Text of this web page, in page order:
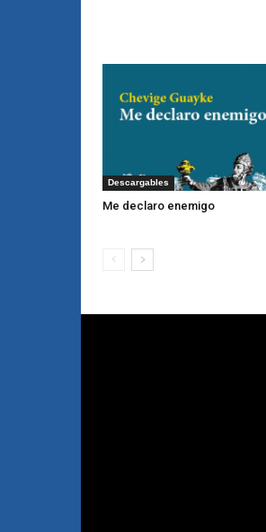
Descargables
Me declaro enemigo